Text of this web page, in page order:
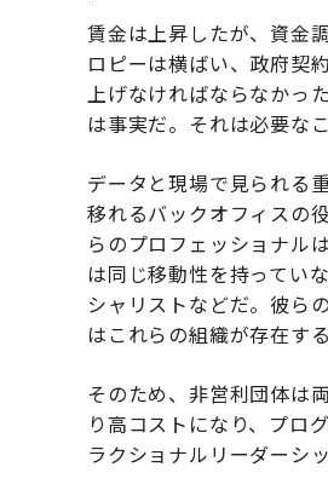
賃金は上昇したが、資金
ロピーは横ばい、政府契
上げなければならなかっ
は事実だ。それは必要な
データと現場で見られる
移れるバックオフィスの
らのプロフェッショナル
は同じ移動性を持ってい
シャリストなどだ。彼ら
はこれらの組織が存在す
そのため、非営利団体は
り高コストになり、プロ
ラクショナルリーダーシ